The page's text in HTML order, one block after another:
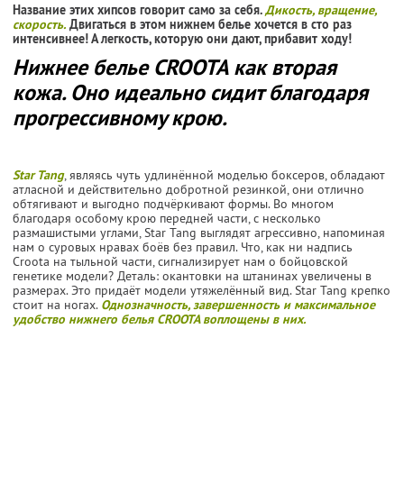
Название этих хипсов говорит само за себя.Дикость, вращение,
скорость. Двигаться в этом нижнем белье хочется в сто раз
интенсивнее! А легкость, которую они дают, прибавит ходу!
Нижнее белье CROOTA как вторая
кожа. Оно идеально сидит благодаря
прогрессивному крою.
Star Tang, являясь чуть удлинённой моделью боксеров, обладают
атласной и действительно добротной резинкой, они отлично
обтягивают и выгодно подчёркивают формы. Во многом
благодаря особому крою передней части, с несколько
размашистыми углами, Star Tang выглядят агрессивно, напоминая
нам о суровых нравах боёв без правил. Что, как ни надпись
Croota на тыльной части, сигнализирует нам о бойцовской
генетике модели? Деталь: окантовки на штанинах увеличены в
размерах. Это придаёт модели утяжелённый вид. Star Tang крепко
стоит на ногах. Однозначность, завершенность и максимальное
удобство нижнего белья CROOTA воплощены в них.